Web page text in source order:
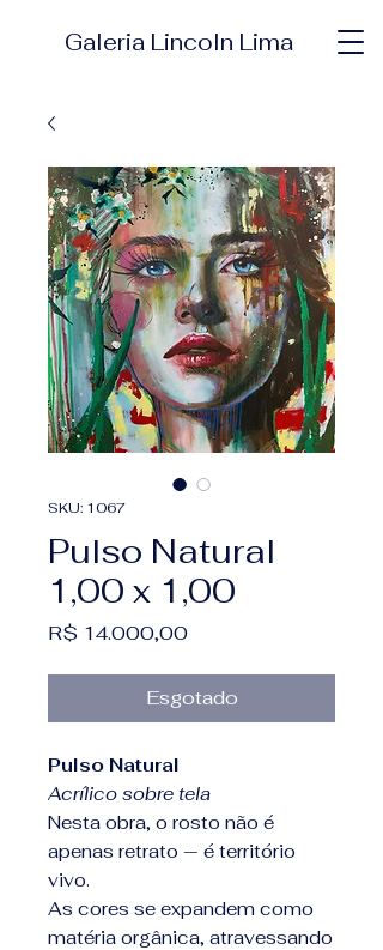
Galeria Lincoln Lima
SKU: 1067
Pulso Natural
1,00 x 1,00
R$ 14.000,00Preço
Esgotado
Pulso Natural
Acrílico sobre tela
Nesta obra, o rosto não é
apenas retrato — é território
vivo.
As cores se expandem como
matéria orgânica, atravessando